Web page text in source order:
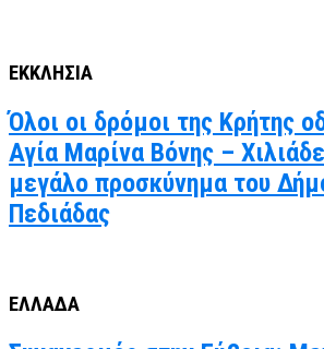
ΕΚΚΛΗΣΙΑ
Όλοι οι δρόμοι της Κρήτης
Αγία Μαρίνα Βόνης –
μεγάλο προσκύνημα του
Πεδιάδας
ΕΛΛΑΔΑ